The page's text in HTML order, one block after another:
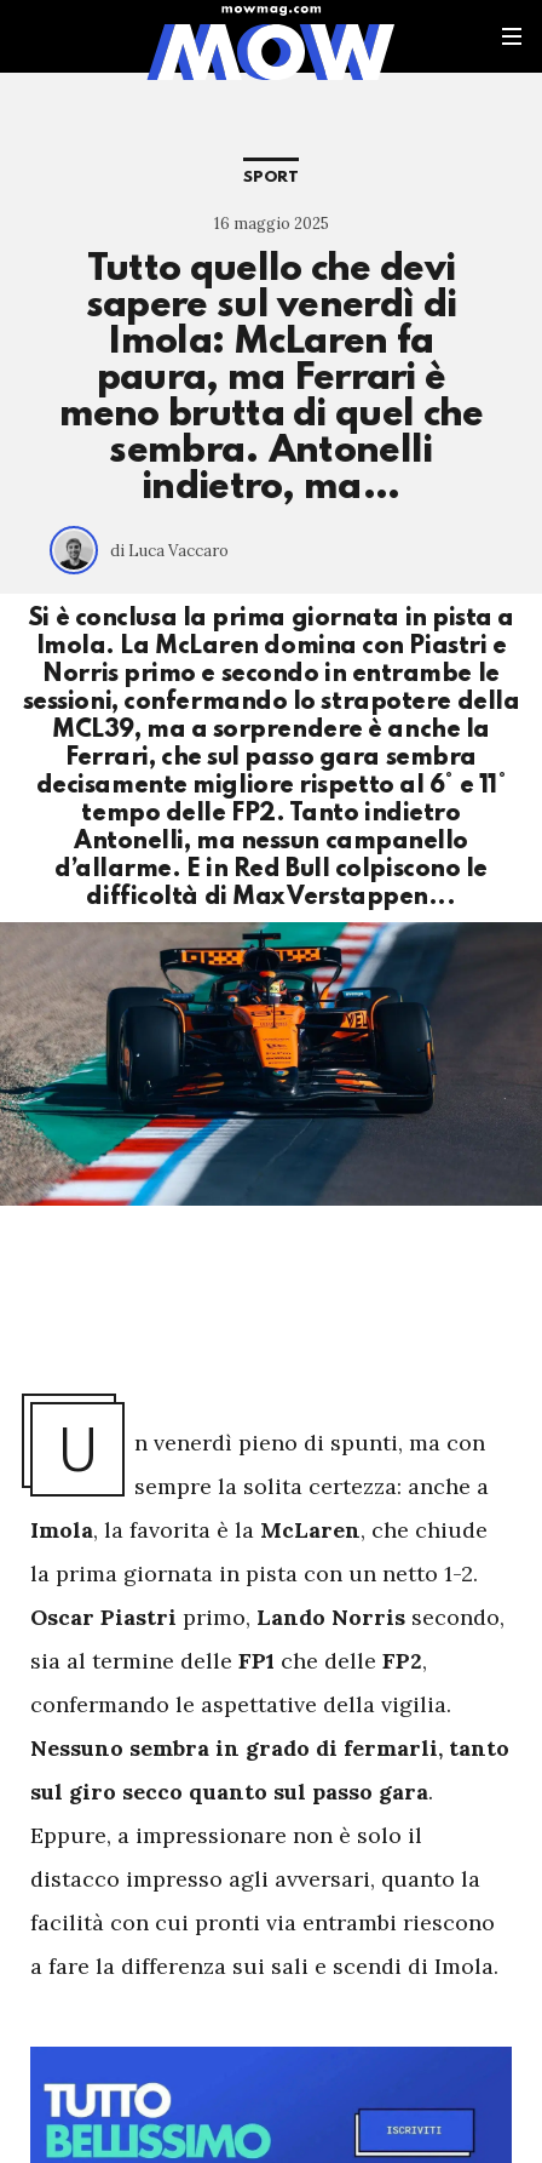
SPORT
16 maggio 2025
Tutto quello che devi
sapere sul venerdì di
Imola: McLaren fa
paura, ma Ferrari è
meno brutta di quel che
sembra. Antonelli
indietro, ma…
di Luca Vaccaro
Si è conclusa la prima giornata in pista a
Imola. La McLaren domina con Piastri e
Norris primo e secondo in entrambe le
sessioni, confermando lo strapotere della
MCL39, ma a sorprendere è anche la
Ferrari, che sul passo gara sembra
decisamente migliore rispetto al 6° e 11°
tempo delle FP2. Tanto indietro
Antonelli, ma nessun campanello
d’allarme. E in Red Bull colpiscono le
difficoltà di Max Verstappen...
U
n venerdì pieno di spunti, ma con
sempre la solita certezza: anche a
Imola, la favorita è la McLaren, che chiude
la prima giornata in pista con un netto 1-2.
Oscar Piastri primo, Lando Norris secondo,
sia al termine delle FP1 che delle FP2,
confermando le aspettative della vigilia.
Nessuno sembra in grado di fermarli, tanto
sul giro secco quanto sul passo gara.
Eppure, a impressionare non è solo il
distacco impresso agli avversari, quanto la
facilità con cui pronti via entrambi riescono
a fare la differenza sui sali e scendi di Imola.